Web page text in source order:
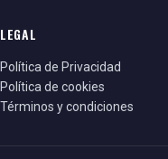
LEGAL
Política de Privacidad
Política de cookies
Términos y condiciones